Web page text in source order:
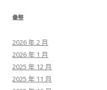
彙整
2026 年 2 月
2026 年 1 月
2025 年 12 月
2025 年 11 月